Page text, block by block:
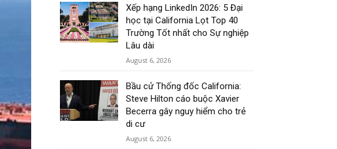
Xếp hạng LinkedIn 2026: 5 Đại
học tại California Lọt Top 40
Trường Tốt nhất cho Sự nghiệp
Lâu dài
August 6, 2026
Bầu cử Thống đốc California:
Steve Hilton cáo buộc Xavier
Becerra gây nguy hiểm cho trẻ
di cư
August 6, 2026